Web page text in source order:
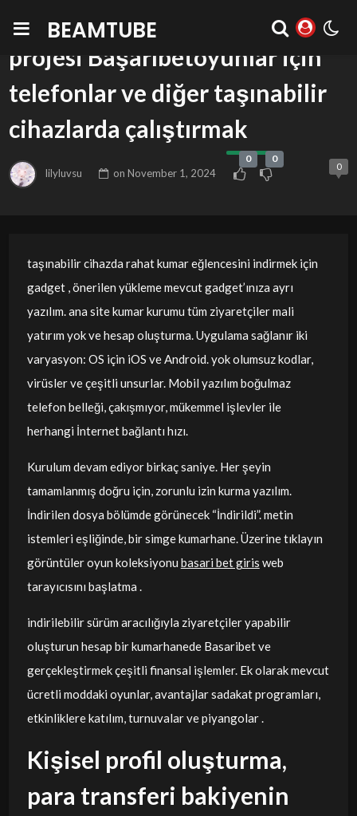
BEAMTUBE
Mobil uygulama kumar web
projesi Başarıbetoyunlar için
telefonlar ve diğer taşınabilir
cihazlarda çalıştırmak
lilyluvsu on November 1, 2024
0 0
0
taşınabilir cihazda rahat kumar eğlencesini indirmek için
gadget , önerilen yükleme mevcut gadget’ınıza ayrı
yazılım. ana site kumar kurumu tüm ziyaretçiler mali
yatırım yok ve hesap oluşturma. Uygulama sağlanır iki
varyasyon: OS için iOS ve Android. yok olumsuz kodlar,
virüsler ve çeşitli unsurlar. Mobil yazılım boğulmaz
telefon belleği, çakışmıyor, mükemmel işlevler ile
herhangi İnternet bağlantı hızı.
Kurulum devam ediyor birkaç saniye. Her şeyin
tamamlanmış doğru için, zorunlu izin kurma yazılım.
İndirilen dosya bölümde görünecek “İndirildi”. metin
istemleri eşliğinde, bir simge kumarhane. Üzerine tıklayın
görüntüler oyun koleksiyonu basari bet giris web
tarayıcısını başlatma .
indirilebilir sürüm aracılığıyla ziyaretçiler yapabilir
oluşturun hesap bir kumarhanede Basaribet ve
gerçekleştirmek çeşitli finansal işlemler. Ek olarak mevcut
ücretli moddaki oyunlar, avantajlar sadakat programları,
etkinliklere katılım, turnuvalar ve piyangolar .
Kişisel profil oluşturma,
para transferi bakiyenin